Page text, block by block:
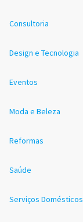
Consultoria
Design e Tecnologia
Eventos
Moda e Beleza
Reformas
Saúde
Serviços Domésticos